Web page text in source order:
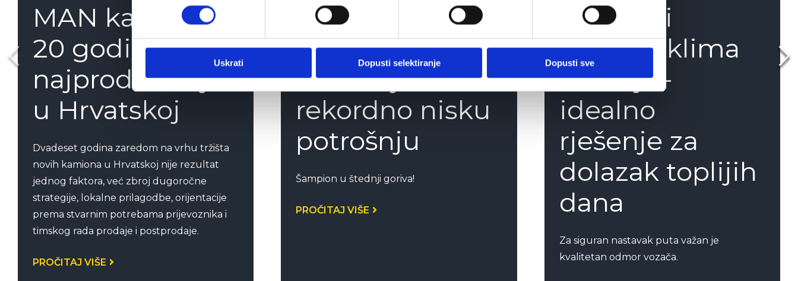
Uskrati Dopusti selektiranje Dopusti sve
MAN kamioni
20 godina
najprodavaniji
u Hrvatskoj
Dvadeset godina zaredom na vrhu tržišta
novih kamiona u Hrvatskoj nije rezultat
jednog faktora, već zbroj dugoročne
strategije, lokalne prilagodbe, orijentacije
prema stvarnim potrebama prijevoznika i
timskog rada prodaje i postprodaje.
PROČITAJ VIŠE
Novinari
potvrdili: D30
ostvaruje
rekordno nisku
potrošnju
Šampion u štednji goriva!
PROČITAJ VIŠE
MAN-ovi
parkirni klima
uređaji –
idealno
rješenje za
dolazak toplijih
dana
Za siguran nastavak puta važan je
kvalitetan odmor vozača.